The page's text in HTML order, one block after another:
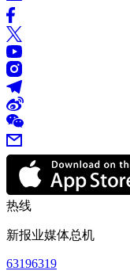
热线
新报业媒体总机
63196319